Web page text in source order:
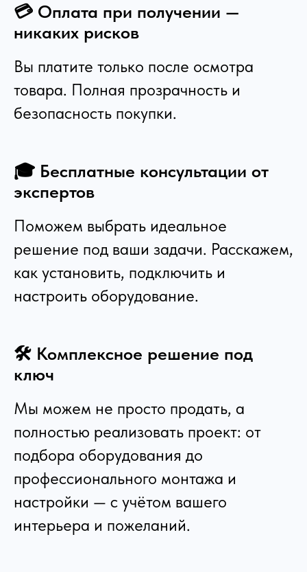
💳 Оплата при получении —
никаких рисков
Вы платите только после осмотра
товара. Полная прозрачность и
безопасность покупки.
🎓 Бесплатные консультации от
экспертов
Поможем выбрать идеальное
решение под ваши задачи. Расскажем,
как установить, подключить и
настроить оборудование.
🛠️ Комплексное решение под
ключ
Мы можем не просто продать, а
полностью реализовать проект: от
подбора оборудования до
профессионального монтажа и
настройки — с учётом вашего
интерьера и пожеланий.